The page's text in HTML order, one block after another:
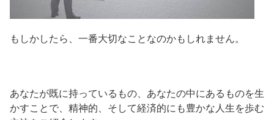
もしかしたら、一番大切なことなのかもしれません。
あなたが既に持っているもの、あなたの中にあるものを生
かすことで、精神的、そして経済的にも豊かな人生を歩む